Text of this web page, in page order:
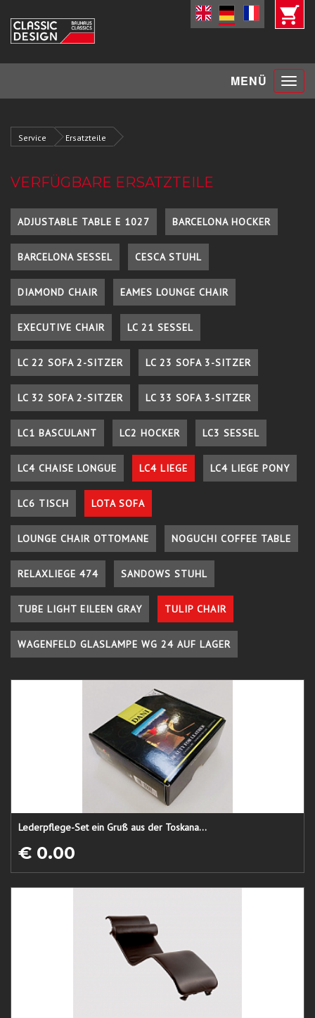
MENÜ Toggle
Service Ersatzteile
VERFÜGBARE ERSATZTEILE
ADJUSTABLE TABLE E 1027 BARCELONA HOCKER
BARCELONA SESSEL CESCA STUHL
DIAMOND CHAIR EAMES LOUNGE CHAIR
EXECUTIVE CHAIR LC 21 SESSEL
LC 22 SOFA 2-SITZER LC 23 SOFA 3-SITZER
LC 32 SOFA 2-SITZER LC 33 SOFA 3-SITZER
LC1 BASCULANT LC2 HOCKER LC3 SESSEL
LC4 CHAISE LONGUE LC4 LIEGE LC4 LIEGE PONY
LC6 TISCH LOTA SOFA
LOUNGE CHAIR OTTOMANE NOGUCHI COFFEE TABLE
RELAXLIEGE 474 SANDOWS STUHL
TUBE LIGHT EILEEN GRAY TULIP CHAIR
WAGENFELD GLASLAMPE WG 24 AUF LAGER
Lederpflege-Set ein Gruß aus der Toskana...
€ 0.00